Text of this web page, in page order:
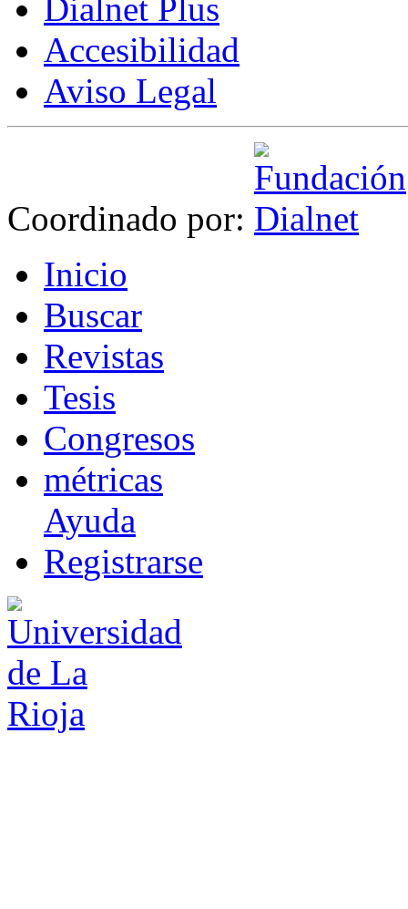
Dialnet Plus
Accesibilidad
Aviso Legal
Coordinado por:
Inicio
Buscar
Revistas
Tesis
Congresos
métricas
Ayuda
Registrarse